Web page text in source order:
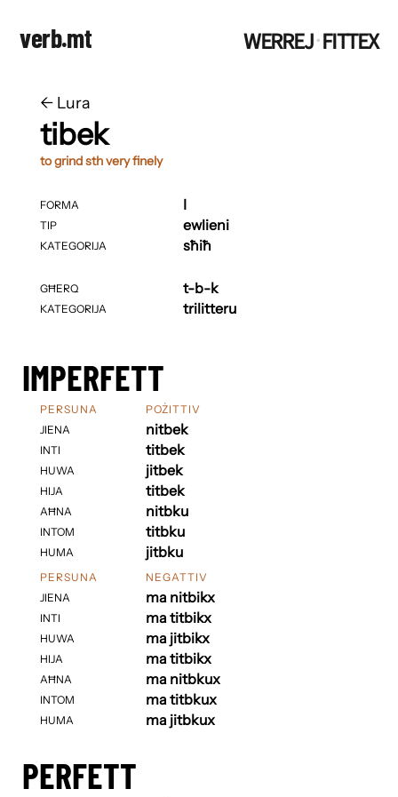
verb.mt WERREJ·FITTEX
← ​​Lura
tibek
to grind sth very finely
FORMA
TIP
KATEGORIJA
GĦERQ
KATEGORIJA
I
ewlieni
sħiħ
t-b-k
trilitteru
IMPERFETT
PERSUNA
JIENA
INTI
HUWA
HIJA
AĦNA
INTOM
HUMA
POŻITTIV
nitbek
titbek
jitbek
titbek
nitbku
titbku
jitbku
PERSUNA
JIENA
INTI
HUWA
HIJA
AĦNA
INTOM
HUMA
NEGATTIV
ma nitbikx
ma titbikx
ma jitbikx
ma titbikx
ma nitbkux
ma titbkux
ma jitbkux
PERFETT